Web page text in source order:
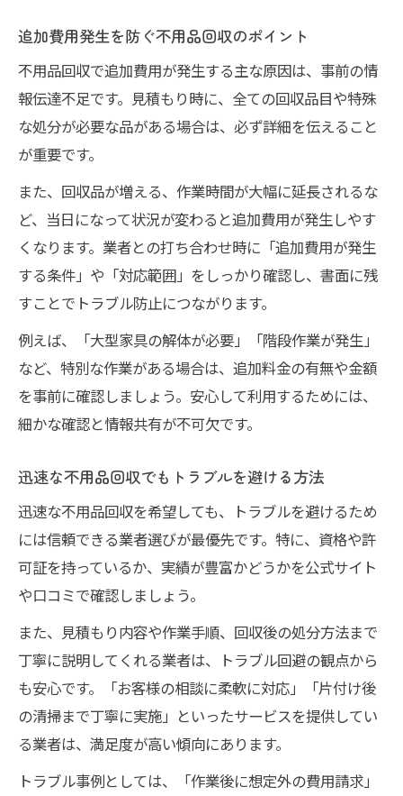
追加費用発生を防ぐ不用品回収のポイント
不用品回収で追加費用が発生する主な原因は、事前の情
報伝達不足です。見積もり時に、全ての回収品目や特殊
な処分が必要な品がある場合は、必ず詳細を伝えること
が重要です。
また、回収品が増える、作業時間が大幅に延長されるな
ど、当日になって状況が変わると追加費用が発生しやす
くなります。業者との打ち合わせ時に「追加費用が発生
する条件」や「対応範囲」をしっかり確認し、書面に残
すことでトラブル防止につながります。
例えば、「大型家具の解体が必要」「階段作業が発生」
など、特別な作業がある場合は、追加料金の有無や金額
を事前に確認しましょう。安心して利用するためには、
細かな確認と情報共有が不可欠です。
迅速な不用品回収でもトラブルを避ける方法
迅速な不用品回収を希望しても、トラブルを避けるため
には信頼できる業者選びが最優先です。特に、資格や許
可証を持っているか、実績が豊富かどうかを公式サイト
や口コミで確認しましょう。
また、見積もり内容や作業手順、回収後の処分方法まで
丁寧に説明してくれる業者は、トラブル回避の観点から
も安心です。「お客様の相談に柔軟に対応」「片付け後
の清掃まで丁寧に実施」といったサービスを提供してい
る業者は、満足度が高い傾向にあります。
トラブル事例としては、「作業後に想定外の費用請求」